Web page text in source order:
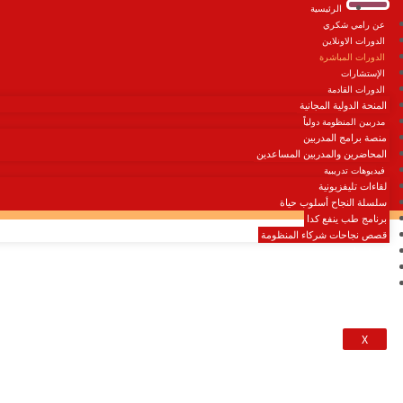
الرئيسية
عن رامي شكري
الدورات الاونلاين
الدورات المباشرة
الإستشارات
الدورات القادمة
المنحة الدولية المجانية
مدربين المنظومة دولياً
منصة برامج المدربين
المحاضرين والمدربين المساعدين
فيديوهات تدريبية
لقاءات تليفزيونية
سلسلة النجاح أسلوب حياة
برنامج طب ينفع كدا
قصص نجاحات شركاء المنظومة
X